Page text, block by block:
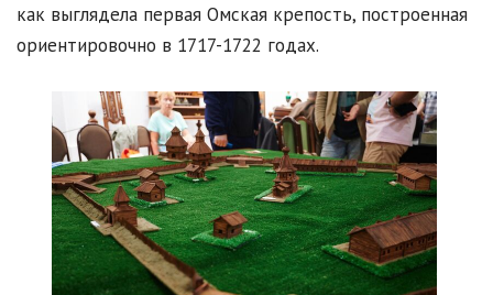
как выглядела первая Омская крепость, построенная
ориентировочно в 1717-1722 годах.